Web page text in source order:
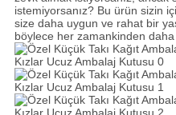
istemiyorsanız? Bu ürün sizin
size daha uygun ve rahat bir
böylece her zamankinden